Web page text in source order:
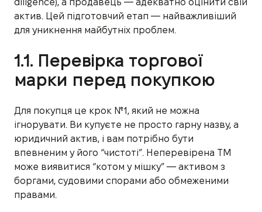
актив. Цей підготовчий етап — найважливіший
для уникнення майбутніх проблем.
1.1. Перевірка торгової
марки перед покупкою
Для покупця це крок №1, який не можна
ігнорувати. Ви купуєте не просто гарну назву, а
юридичний актив, і вам потрібно бути
впевненим у його “чистоті”. Неперевірена ТМ
може виявитися “котом у мішку” — активом з
боргами, судовими спорами або обмеженими
правами.